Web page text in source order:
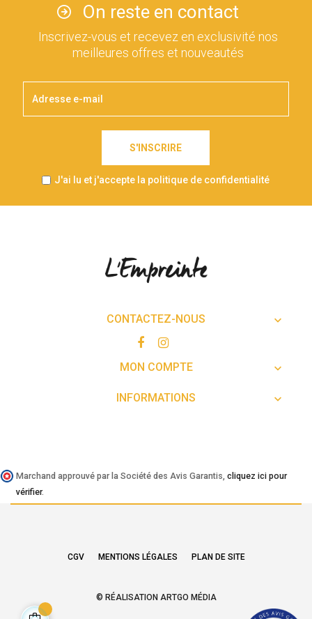
On reste en contact
Inscrivez-vous et recevez en exclusivité nos
meilleures offres et nouveautés
S'INSCRIRE
J'ai lu et j'accepte la politique de confidentialité
CONTACTEZ-NOUS 
MON COMPTE 
INFORMATIONS 
Marchand approuvé par la Société des Avis Garantis, cliquez ici pour
vérifier.
CGV MENTIONS LÉGALES PLAN DE SITE
© RÉALISATION ARTGO MÉDIA